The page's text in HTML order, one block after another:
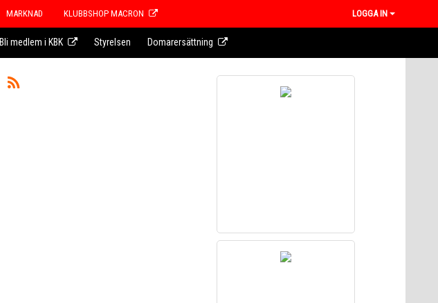
MARKNAD KLUBBSHOP MACRON LOGGA IN
Bli medlem i KBK Styrelsen Domarersättning